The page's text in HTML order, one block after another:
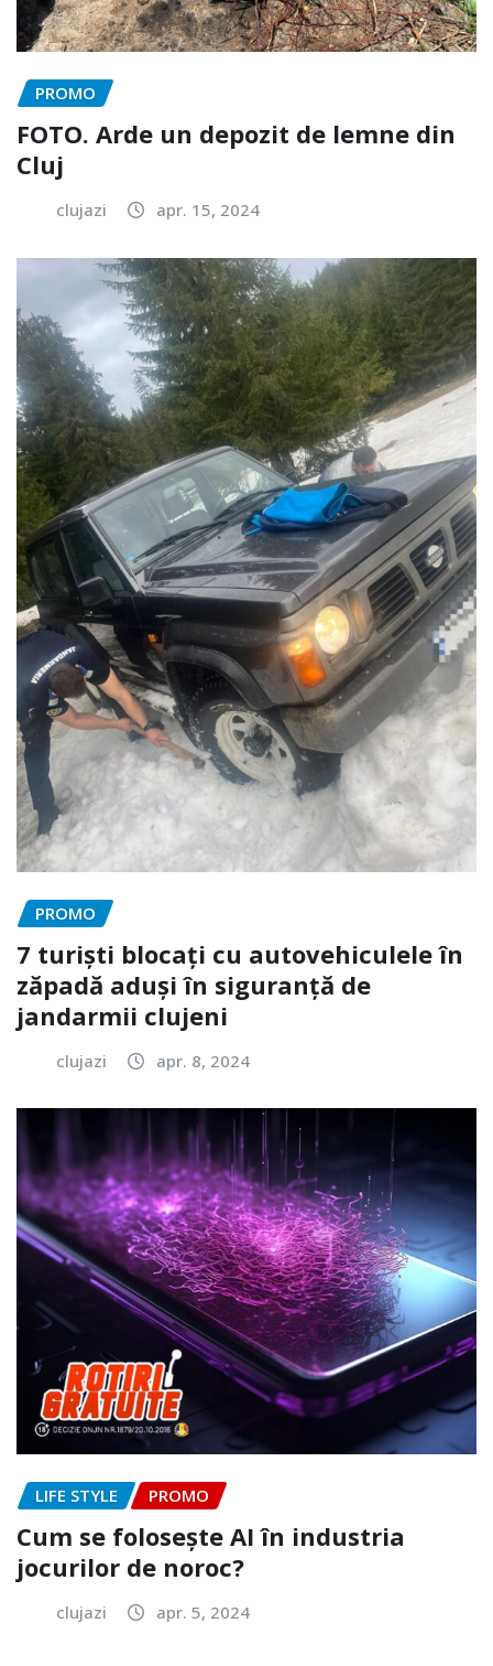
PROMO
FOTO. Arde un depozit de lemne din
Cluj
clujazi apr. 15, 2024
PROMO
7 turiști blocați cu autovehiculele în
zăpadă aduși în siguranță de
jandarmii clujeni
clujazi apr. 8, 2024
LIFE STYLE PROMO
Cum se folosește AI în industria
jocurilor de noroc?
clujazi apr. 5, 2024